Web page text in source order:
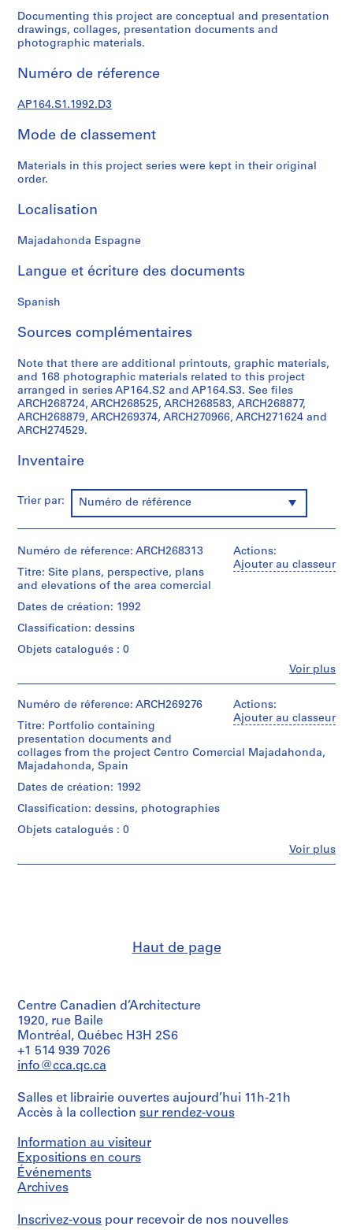
c
t
,
9
3
2
0
0
AP164.S1
P
e
:
P
o
l
i
e
t
i
o
p
i
s
i
n
c
u
b
r
t
d
s
,
M
a
r
i
,
S
p
a
n
Documenting this project are conceptual and presentation
drawings, collages, presentation documents and
photographic materials.
Numéro de réference
AP164.S1.1992.D3
Mode de classement
Materials in this project series were kept in their original
order.
Localisation
Majadahonda Espagne
Langue et écriture des documents
Spanish
Sources complémentaires
Note that there are additional printouts, graphic materials,
and 168 photographic materials related to this project
arranged in series AP164.S2 and AP164.S3. See files
ARCH268724, ARCH268525, ARCH268583, ARCH268877,
ARCH268879, ARCH269374, ARCH270966, ARCH271624 and
ARCH274529.
Inventaire
Trier par: Numéro de référence
Actions:
Ajouter au classeur
Voir plus
Numéro de réference: ARCH268313
Titre: Site plans, perspective, plans
and elevations of the area comercial
Dates de création: 1992
Classification: dessins
Objets catalogués : 0
institutions:
&
Herreros
(archive
creator)
/
Type
File
6
electrophotographic
prints,
1
electrophotographic
print
glued
pieces
electrophotographic
prints,
1
electrophotographic
print
glued
Actions:
Ajouter au classeur
Voir plus
Numéro de réference: ARCH269276
Titre: Portfolio containing
presentation documents and
collages from the project Centro Comercial Majadahonda,
Majadahonda, Spain
Dates de création: 1992
Classification: dessins, photographies
Objets catalogués : 0
(archive
creator)
Description:
Contains
plans,
presentation
documents,
and
colour
prints
of
photographs,
and
Haut de page
Centre Canadien d’Architecture
1920, rue Baile
Montréal, Québec H3H 2S6
+1 514 939 7026
info@cca.qc.ca
Salles et librairie ouvertes aujourd’hui 11h-21h
Accès à la collection sur rendez-vous
Information au visiteur
Expositions en cours
Événements
Archives
Inscrivez-vous pour recevoir de nos nouvelles